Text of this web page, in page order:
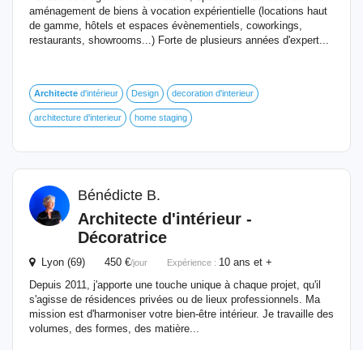
aménagement de biens à vocation expérientielle (locations haut
de gamme, hôtels et espaces évènementiels, coworkings,
restaurants, showrooms...) Forte de plusieurs années d'expert...
Architecte d'intérieur Design decoration d'interieur
architecture d'interieur home staging
Bénédicte B.
Architecte d'intérieur -
Décoratrice
Lyon (69) 450 €/jour Expérience : 10 ans et +
Depuis 2011, j'apporte une touche unique à chaque projet, qu'il
s'agisse de résidences privées ou de lieux professionnels. Ma
mission est d'harmoniser votre bien-être intérieur. Je travaille des
volumes, des formes, des matière...